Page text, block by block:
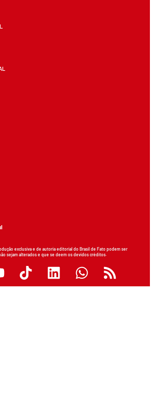
exclusiva e de autoria editorial do Brasil de Fato podem ser
sejam alterados e que se deem os devidos créditos.